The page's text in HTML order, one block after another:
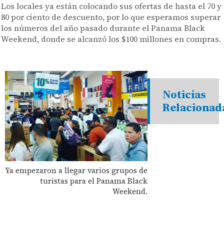
Los locales ya están colocando sus ofertas de hasta el 70 y
80 por ciento de descuento, por lo que esperamos superar
los números del año pasado durante el Panama Black
Weekend, donde se alcanzó los $100 millones en compras.
Ya empezaron a llegar varios grupos de
turistas para el Panama Black
Weekend.
Noticias